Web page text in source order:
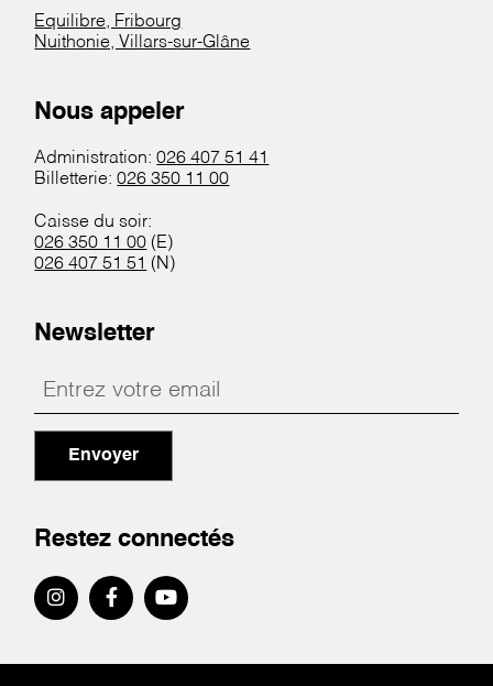
Equilibre, Fribourg
Nuithonie, Villars-sur-Glâne
Nous appeler
Administration:026 407 51 41
Billetterie:026 350 11 00
Caisse du soir:
026 350 11 00 (E)
026 407 51 51 (N)
Newsletter
Envoyer
Restez connectés